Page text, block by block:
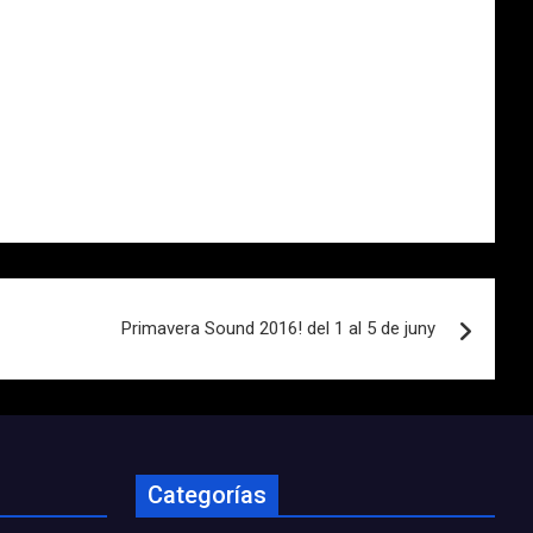
Primavera Sound 2016! del 1 al 5 de juny
Categorías